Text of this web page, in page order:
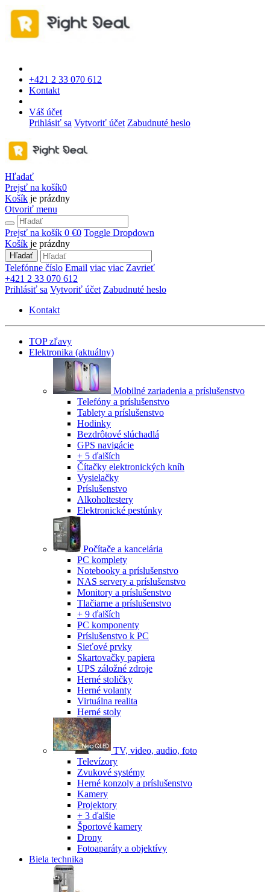
+421 2 33 070 612
Kontakt
Váš účet
Prihlásiť sa Vytvoriť účet Zabudnuté heslo
Hľadať
Prejsť na košík0
Košík je prázdny
Otvoriť menu
Prejsť na košík 0 €0 Toggle Dropdown
Košík je prázdny
Hľadať
Telefónne číslo Email viac viac Zavrieť
+421 2 33 070 612
Prihlásiť sa Vytvoriť účet Zabudnuté heslo
Kontakt
TOP zľavy
Elektronika (aktuálny)
Mobilné zariadenia a príslušenstvo
Telefóny a príslušenstvo
Tablety a príslušenstvo
Hodinky
Bezdrôtové slúchadlá
GPS navigácie
+ 5 ďalších
Čítačky elektronických kníh
Vysielačky
Príslušenstvo
Alkoholtestery
Elektronické pestúnky
Počítače a kancelária
PC komplety
Notebooky a príslušenstvo
NAS servery a príslušenstvo
Monitory a príslušenstvo
Tlačiarne a príslušenstvo
+ 9 ďalších
PC komponenty
Príslušenstvo k PC
Sieťové prvky
Skartovačky papiera
UPS záložné zdroje
Herné stoličky
Herné volanty
Virtuálna realita
Herné stoly
TV, video, audio, foto
Televízory
Zvukové systémy
Herné konzoly a príslušenstvo
Kamery
Projektory
+ 3 ďalšie
Športové kamery
Drony
Fotoaparáty a objektívy
Biela technika